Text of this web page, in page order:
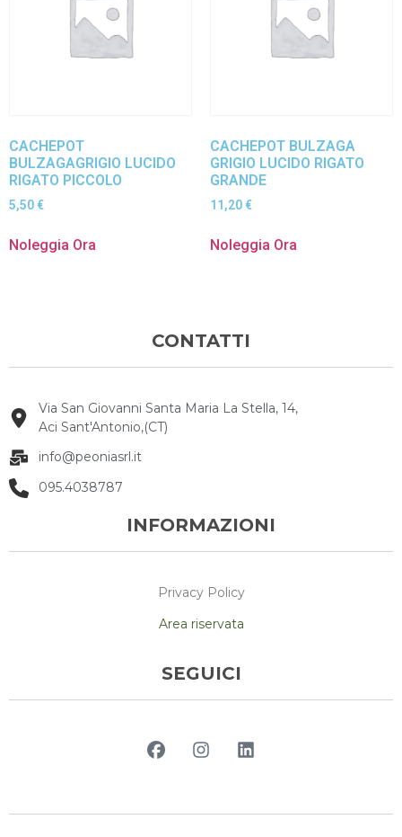
CACHEPOT
BULZAGAGRIGIO LUCIDO
RIGATO PICCOLO
5,50 €
Noleggia Ora
CACHEPOT BULZAGA
GRIGIO LUCIDO RIGATO
GRANDE
11,20 €
Noleggia Ora
CONTATTI
Via San Giovanni Santa Maria La Stella, 14,
Aci Sant'Antonio,(CT)
info@peoniasrl.it
095.4038787
INFORMAZIONI
Privacy Policy
Area riservata
SEGUICI